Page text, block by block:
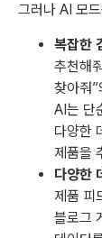
그러나 AI 모
복잡한
추천해
찾아줘
AI는 단
다양한
제품을
다양한
제품 피
블로그